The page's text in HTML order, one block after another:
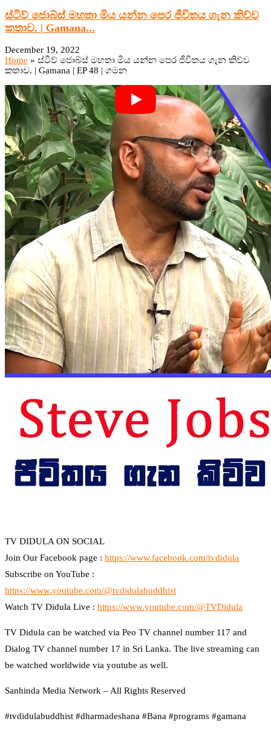
ස්ටීව් ජොබ්ස් මහතා මිය යන්න පෙර ජීවිතය ගැන කිව්ව
කතාව. | Gamana...
December 19, 2022
Home » ස්ටීව් ජොබ්ස් මහතා මිය යන්න පෙර ජීවිතය ගැන කිව්ව
කතාව. | Gamana | EP 48 | ගමන
TV DIDULA ON SOCIAL
Join Our Facebook page : https://www.facebook.com/tvdidula
Subscribe on YouTube :
https://www.youtube.com/@tvdidulabuddhist
Watch TV Didula Live : https://www.youtube.com/@TVDidula
TV Didula can be watched via Peo TV channel number 117 and
Dialog TV channel number 17 in Sri Lanka. The live streaming can
be watched worldwide via youtube as well.
Sanhinda Media Network – All Rights Reserved
#tvdidulabuddhist #dharmadeshana #Bana #programs #gamana